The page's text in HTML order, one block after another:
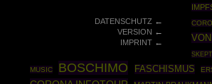
DATENSCHUTZ←
VERSION ←
IMPRINT←
MUSIC BOSCHIMO FASCHISMUS